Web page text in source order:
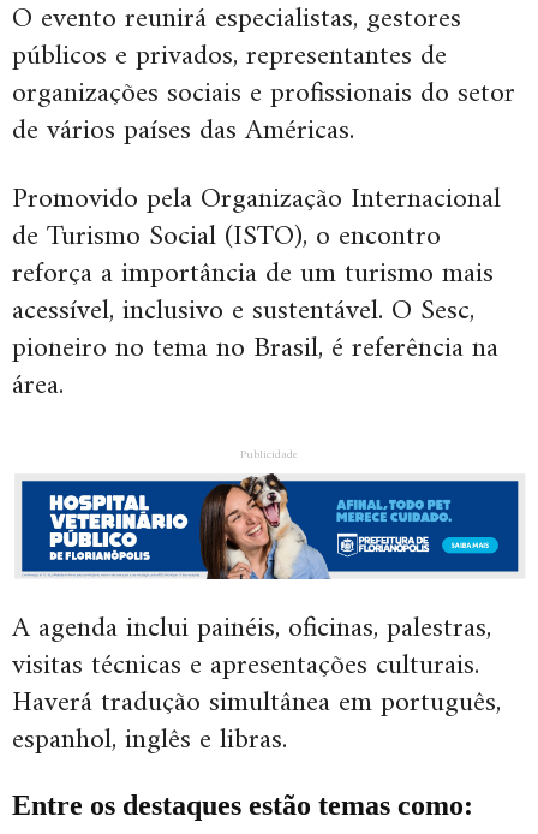
O evento reunirá especialistas, gestores
públicos e privados, representantes de
organizações sociais e profissionais do setor
de vários países das Américas.
Promovido pela Organização Internacional
de Turismo Social (ISTO), o encontro
reforça a importância de um turismo mais
acessível, inclusivo e sustentável. O Sesc,
pioneiro no tema no Brasil, é referência na
área.
Publicidade
A agenda inclui painéis, oficinas, palestras,
visitas técnicas e apresentações culturais.
Haverá tradução simultânea em português,
espanhol, inglês e libras.
Entre os destaques estão temas como: